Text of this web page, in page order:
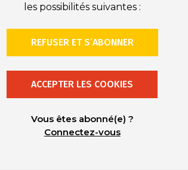
les possibilités suivantes :
REFUSER ET S’ABONNER
ACCEPTER LES COOKIES
Vous êtes abonné(e) ?
Connectez-vous